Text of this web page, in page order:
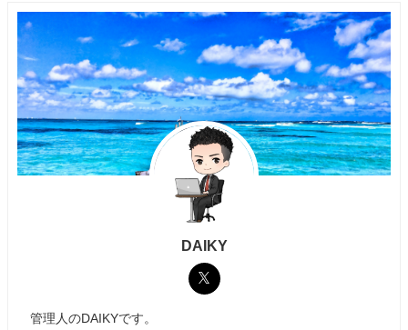
DAIKY
管理人のDAIKYです。